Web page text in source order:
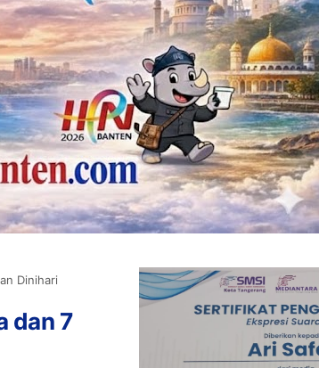
Dinihari
dan 7